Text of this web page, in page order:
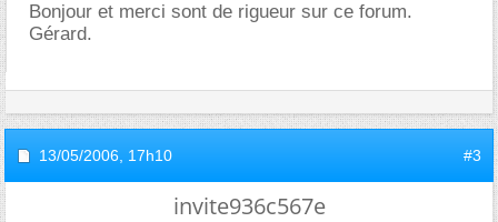
Bonjour et merci sont de rigueur sur ce forum.
Gérard.
13/05/2006, 17h10 #3
invite936c567e